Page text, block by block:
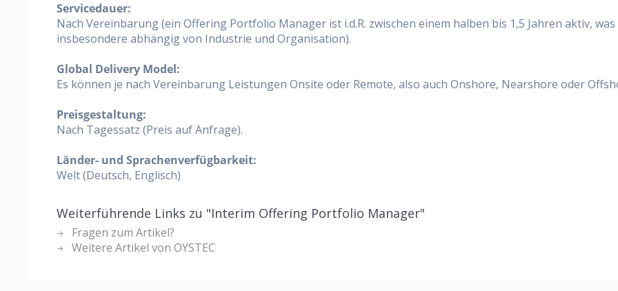
Servicedauer:
Nach Vereinbarung (ein Offering Portfolio Manager ist i.d.R. zwischen einem halben bis 1,5 Jahren aktiv,
insbesondere abhängig von Industrie und Organisation).
Global Delivery Model:
Es können je nach Vereinbarung Leistungen Onsite oder Remote, also auch Onshore, Nearshore oder
Preisgestaltung:
Nach Tagessatz (Preis auf Anfrage).
Länder- und Sprachenverfügbarkeit:
Welt (Deutsch, Englisch)
Weiterführende Links zu "Interim Offering Portfolio Manager"
Fragen zum Artikel?
Weitere Artikel von OYSTEC